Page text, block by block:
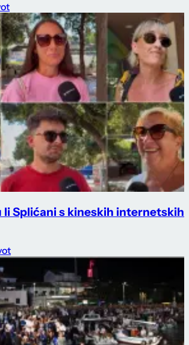
li Splićani s kineskih internetskih